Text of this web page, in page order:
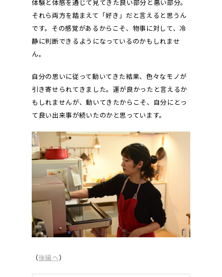
体験と体感を通じて見てきた良い部分と悪い部分。
それら両方を踏まえて「好き」だと言えると思うん
です。その感覚があるからこそ、物事に対して、冷
静に判断できるようになっているのかもしれませ
ん。
自分の思いに従って動いてきた結果、色々なモノが
引き寄せられてきました。運が良かったと言えるか
もしれませんが、動いてきたからこそ、自分にとっ
て良い出来事が続いたのかと思っています。
（後編へ）